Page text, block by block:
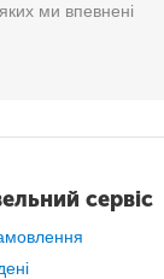
у перевірених
ми впевнені
сервіс